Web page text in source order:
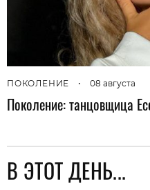
ПОКОЛЕНИЕ • 08 августа
Поколение: танцовщица
В ЭТОТ ДЕНЬ...